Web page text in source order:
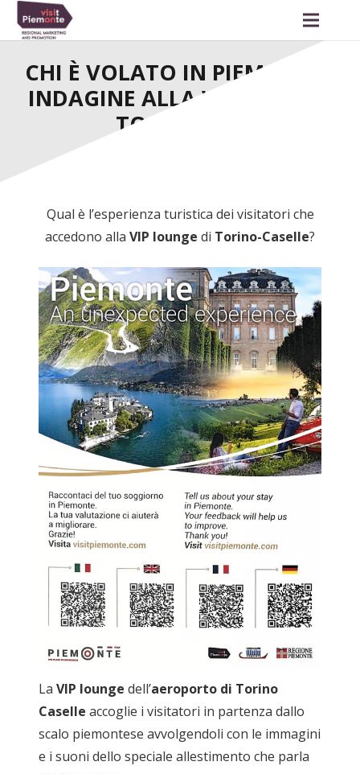
CHI È VOLATO IN PIEMONTE?
INDAGINE ALLA VIP LOUNGE
TO-CASELLE
Qual è l’esperienza turistica dei visitatori che
accedono alla VIP lounge di Torino-Caselle?
La VIP lounge dell’aeroporto di Torino
Caselle accoglie i visitatori in partenza dallo
scalo piemontese avvolgendoli con le immagini
e i suoni dello speciale allestimento che parla